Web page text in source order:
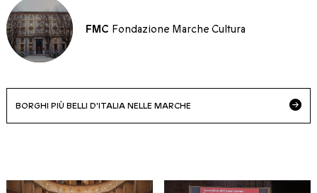
FMC Fondazione Marche Cultura
BORGHI PIÙ BELLI D'ITALIA NELLE MARCHE